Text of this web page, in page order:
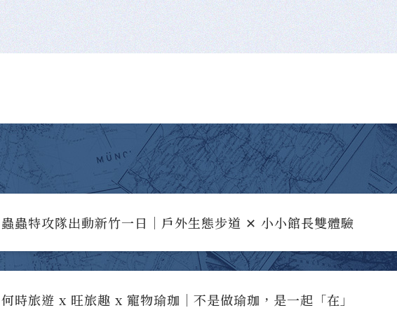
蟲特攻隊出動新竹一日｜戶外生態步道 ✕ 小小館長雙體驗
時旅遊 x 旺旅趣 x 寵物瑜珈｜不是做瑜珈，是一起「在」